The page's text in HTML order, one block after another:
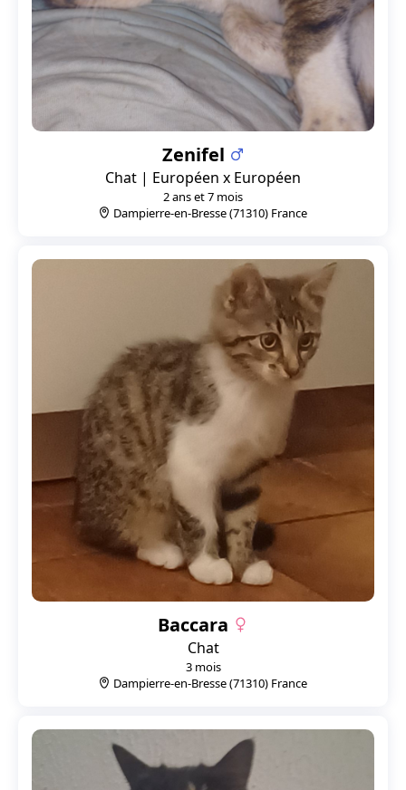
Zenifel
Chat | Européen x Européen
2 ans et 7 mois
Dampierre-en-Bresse (71310) France
Baccara
Chat
3 mois
Dampierre-en-Bresse (71310) France